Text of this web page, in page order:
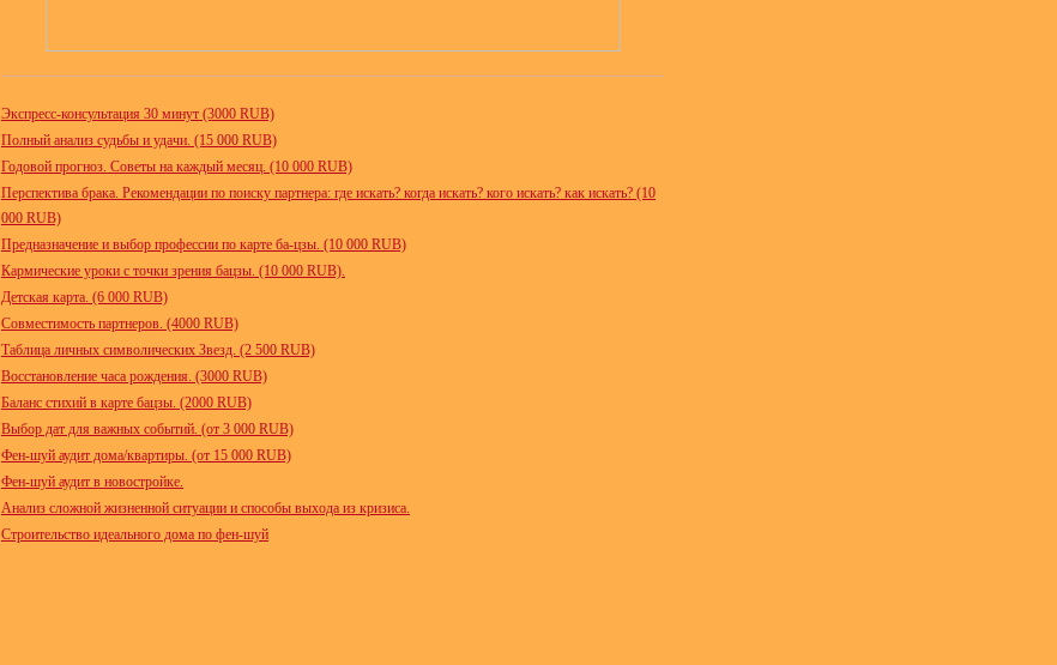
Экспресс-консультация 30 минут (3000 RUB)
Полный анализ судьбы и удачи. (15 000 RUB)
Годовой прогноз. Советы на каждый месяц. (10 000 RUB)
Перспектива брака. Рекомендации по поиску партнера: где искать? когда искать? кого искать? как искать? (10
000 RUB)
Предназначение и выбор профессии по карте ба-цзы. (10 000 RUB)
Кармические уроки с точки зрения бацзы. (10 000 RUB).
Детская карта. (6 000 RUB)
Совместимость партнеров. (4000 RUB)
Таблица личных символических Звезд. (2 500 RUB)
Восстановление часа рождения. (3000 RUB)
Баланс стихий в карте бацзы. (2000 RUB)
Выбор дат для важных событий. (от 3 000 RUB)
Фен-шуй аудит дома/квартиры. (от 15 000 RUB)
Фен-шуй аудит в новостройке.
Анализ сложной жизненной ситуации и способы выхода из кризиса.
Строительство идеального дома по фен-шуй